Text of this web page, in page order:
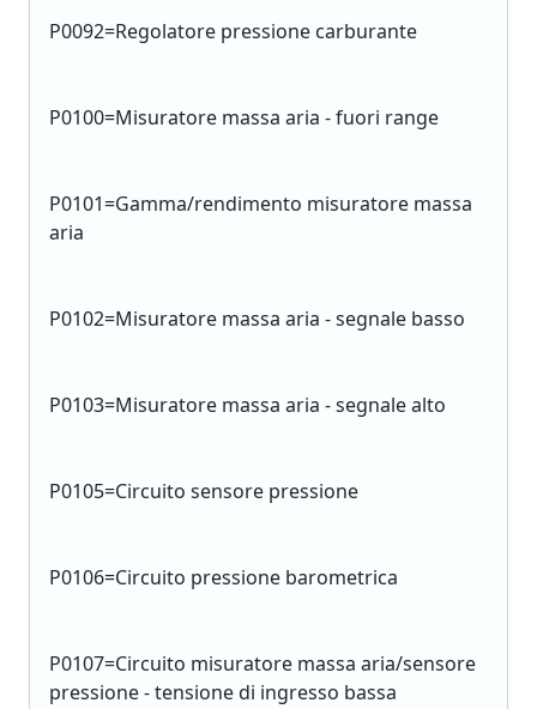
P0092=Regolatore pressione carburante
P0100=Misuratore massa aria - fuori range
P0101=Gamma/rendimento misuratore massa
aria
P0102=Misuratore massa aria - segnale basso
P0103=Misuratore massa aria - segnale alto
P0105=Circuito sensore pressione
P0106=Circuito pressione barometrica
P0107=Circuito misuratore massa aria/sensore
pressione - tensione di ingresso bassa